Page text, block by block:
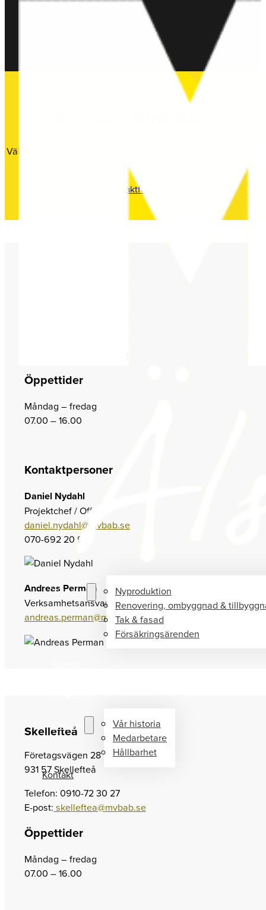
Tjänster
Nyproduktion
Renovering, ombyggnad &
Tak & fasad
Försäkringsärenden
Om oss
Vår historia
Medarbetare
Hållbarhet
Kontakt
Välkommen att höra av dig till oss. Du kan ringa, skicka ett
kontaktformulär. Du väljer själv vad som är
till kontaktformulär
umea@mvbab.se
Öppettider
Måndag – fredag
07.00 – 16.00
Kontaktpersoner
Daniel Nydahl
Projektchef / Offert
daniel.nydahl@mvbab.se
070-692 20 90
Andreas Perman
Verksamhetsansvarig Umeå
andreas.perman@mvbab.se
Skellefteå
Företagsvägen 28
931 57 Skellefteå
Telefon: 0910-72 30 27
E-post: skelleftea@mvbab.se
Öppettider
Måndag – fredag
07.00 – 16.00